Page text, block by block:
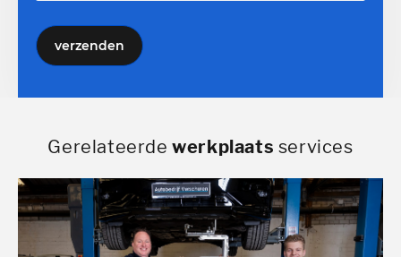
verzenden
Gerelateerdewerkplaats services